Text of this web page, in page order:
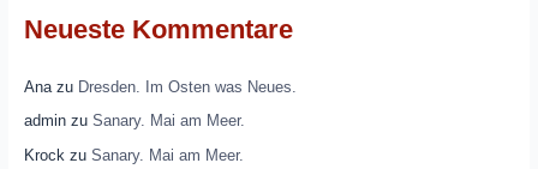
Neueste Kommentare
Anazu Dresden. Im Osten was Neues.
adminzu Sanary. Mai am Meer.
Krock zu Sanary. Mai am Meer.